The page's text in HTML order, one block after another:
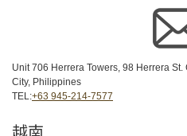
Unit 706 Herrera Towers, 98 Herrera
City, Philippines
TEL:+63 945-214-7577